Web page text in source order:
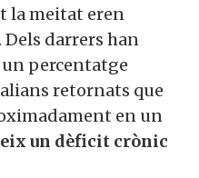
la meitat eren
darrers han
percentatge
retornats que
en un
un dèficit crònic